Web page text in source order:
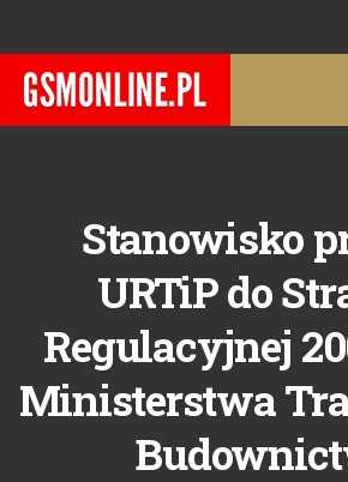
Stanowisko
URTiP do
Regulacyjnej
Ministerstwa